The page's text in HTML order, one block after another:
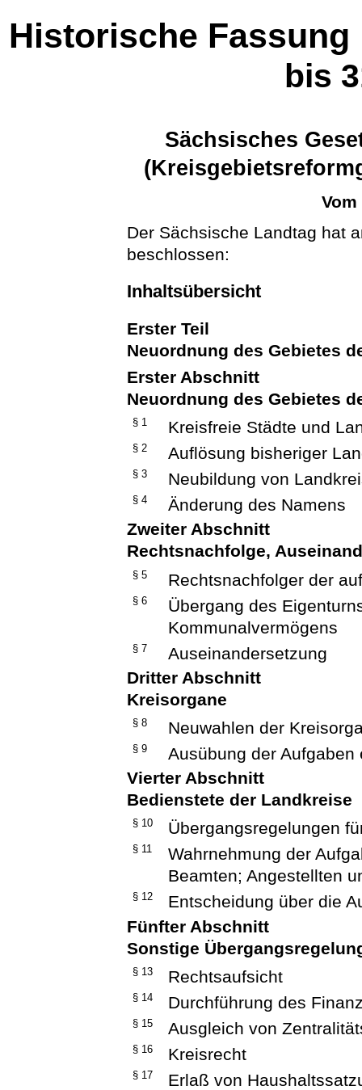
Historische Fassung
bis
Sächsisches
Der Sächsische Landtag hat
beschlossen:
Inhaltsübersicht
Erster Teil
Neuordnung des Gebietes
Erster Abschnitt
Neuordnung des Gebietes
§ 1 Kreisfreie Städte und
§ 2 Auflösung bisheriger
§ 3 Neubildung von
§ 4
Änderung des Namens
Zweiter Abschnitt
Rechtsnachfolge,
§ 5 Rechtsnachfolger der
§ 6
Übergang des
Kommunalvermögens
§ 7
Auseinandersetzung
Dritter Abschnitt
Kreisorgane
§ 8 Neuwahlen der
§ 9
Ausübung der Aufgaben
Vierter Abschnitt
Bedienstete der Landkreise
§ 10 Übergangsregelungen
§ 11
Wahrnehmung der
Beamten; Angestellten
§ 12
Entscheidung über die
Fünfter Abschnitt
Sonstige
§ 13 Rechtsaufsicht
§ 14 Durchführung des
§ 15 Ausgleich von
§ 16 Kreisrecht
§ 17 Erlaß von